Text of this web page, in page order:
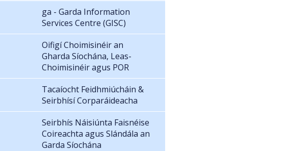
ga - Garda Information
Services Centre (GISC)
Oifigí Choimisinéir an
Gharda Síochána, Leas-
Choimisinéir agus POR
Tacaíocht Feidhmiúcháin &
Seirbhísí Corparáideacha
Seirbhís Náisiúnta Faisnéise
Coireachta agus Slándála an
Garda Síochána